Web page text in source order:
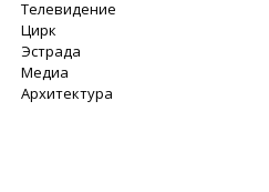
Телевидение
Цирк
Эстрада
Медиа
Архитектура